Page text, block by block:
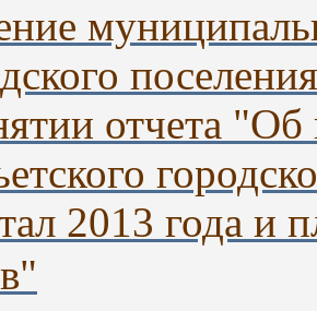
отчета
2013 года и